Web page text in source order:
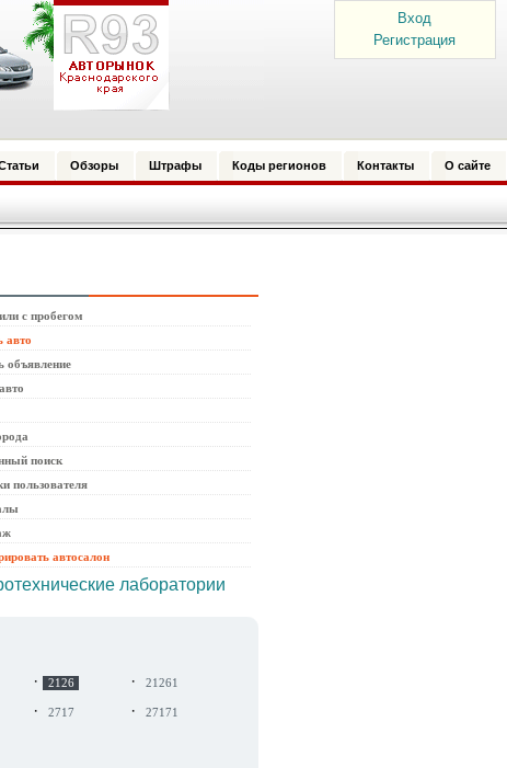
Вход
Регистрация
Обзоры Штрафы Коды регионов Контакты О сайте
с пробегом
авто
объявление
поиск
пользователя
автосалон
лаборатории
· 2126 · 21261
· 2717 · 27171